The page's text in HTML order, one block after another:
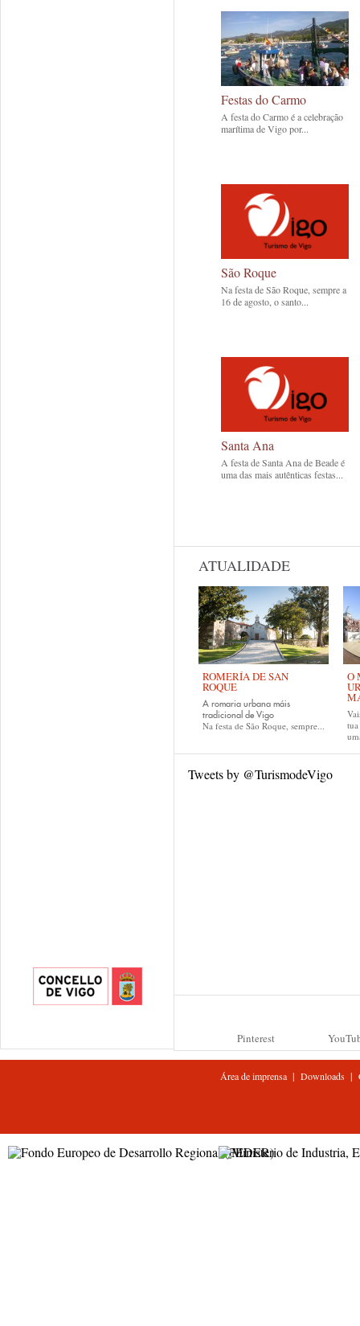
Festas do Carmo
A festa do Carmo é a celebração
marítima de Vigo por...
São Roque
Na festa de São Roque, sempre a
16 de agosto, o santo...
Santa Ana
A festa de Santa Ana de Beade é
uma das mais autênticas festas...
ATUALIDADE
ROMERÍA DE SAN
ROQUE
A romaria urbana máis
tradicional de Vigo
Na festa de São Roque, sempre...
O
Tweets by @TurismodeVigo
Pinterest
Área de imprensa| Downloads|